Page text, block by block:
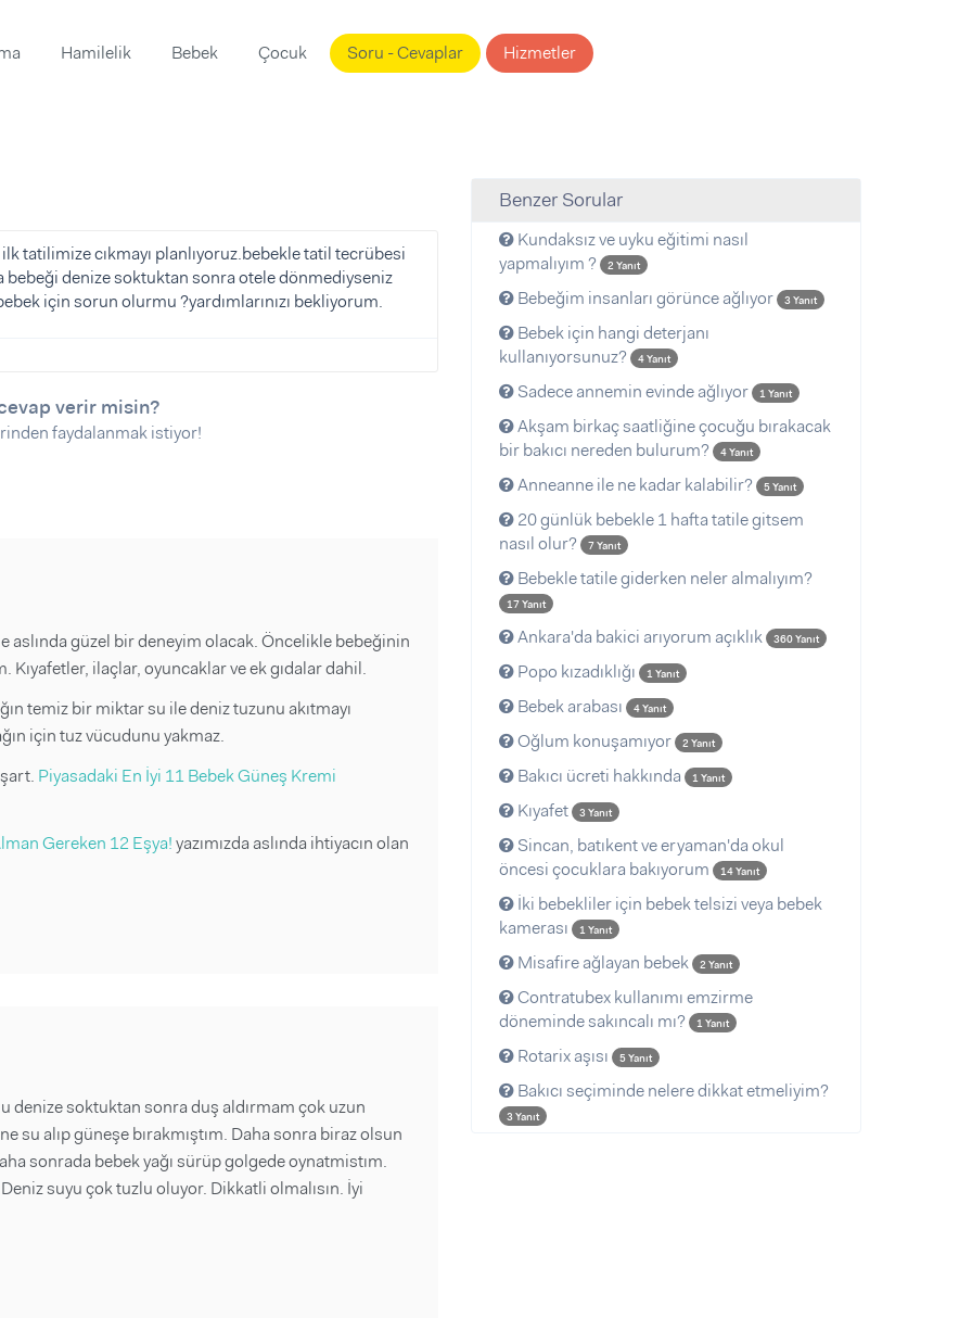
Hamilelik Bebek Çocuk Soru - Cevaplar Hizmetler
tatilimize cıkmayı planlıyoruz.bebekle tatil tecrübesi
denize soktuktan sonra otele dönmediyseniz
için sorun olurmu ?yardımlarınızı bekliyorum.
verir misin?
faydalanmak istiyor!
güzel bir deneyim olacak. Öncelikle bebeğinin
Kıyafetler, ilaçlar, oyuncaklar ve ek gıdalar dahil.
temiz bir miktar su ile deniz tuzunu akıtmayı
için tuz vücudunu yakmaz.
Piyasadaki En İyi 11 Bebek Güneş Kremi
Gereken 12 Eşya!yazımızda aslında ihtiyacın olan
denize soktuktan sonra duş aldırmam çok uzun
su alıp güneşe bırakmıştım. Daha sonra biraz olsun
sonrada bebek yağı sürüp golgede oynatmistım.
suyu çok tuzlu oluyor. Dikkatli olmalısın. İyi
Benzer Sorular
Kundaksız ve uyku eğitimi nasıl
yapmalıyım ?
2 Yanıt
Bebeğim insanları görünce ağlıyor 3 Yanıt
Bebek için hangi deterjanı
kullanıyorsunuz?
4 Yanıt
Sadece annemin evinde ağlıyor 1 Yanıt
Akşam birkaç saatliğine çocuğu bırakacak
bir bakıcı nereden bulurum?
4 Yanıt
Anneanne ile ne kadar kalabilir? 5 Yanıt
20 günlük bebekle 1 hafta tatile gitsem
nasıl olur?
7 Yanıt
Bebekle tatile giderken neler almalıyım?
17 Yanıt
Ankara'da bakici arıyorum açıklık 360 Yanıt
Popo kızadıklığı 1 Yanıt
Bebek arabası 4 Yanıt
Oğlum konuşamıyor 2 Yanıt
Bakıcı ücreti hakkında 1 Yanıt
Kıyafet 3 Yanıt
Sincan, batıkent ve eryaman'da okul
öncesi çocuklara bakıyorum
14 Yanıt
İki bebekliler için bebek telsizi veya bebek
kamerası
1 Yanıt
Misafire ağlayan bebek 2 Yanıt
Contratubex kullanımı emzirme
döneminde sakıncalı mı?
1 Yanıt
Rotarix aşısı 5 Yanıt
Bakıcı seçiminde nelere dikkat etmeliyim?
3 Yanıt